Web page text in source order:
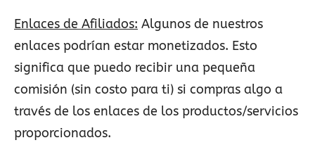
Enlaces de Afiliados: Algunos de nuestros
enlaces podrían estar monetizados. Esto
significa que puedo recibir una pequeña
comisión (sin costo para ti) si compras algo a
través de los enlaces de los productos/servicios
proporcionados.